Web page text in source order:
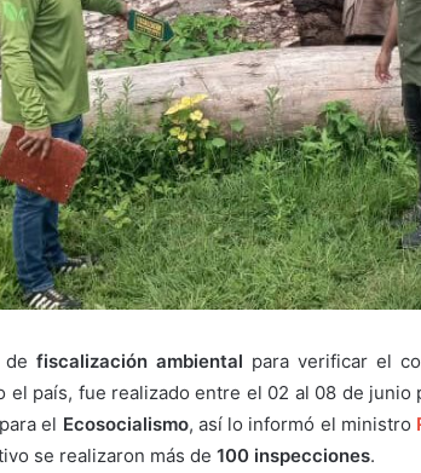
defiscalización ambiental para verificar el
el país, fue realizado entre el 02 al 08 de
el Ecosocialismo, así lo informó el ministro
se realizaron más de100 inspecciones.